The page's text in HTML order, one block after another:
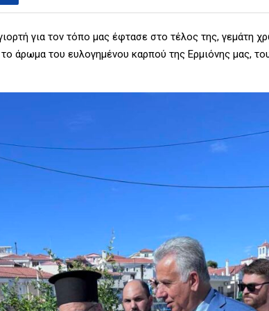
για τον τόπο μας έφτασε στο τέλος της, γεμάτη
το άρωμα του ευλογημένου καρπού της Ερμιόνης μας,